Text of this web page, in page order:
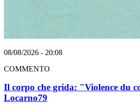
08/08/2026 - 20:08
COMMENTO
Il corpo che grida: "Violence du
Locarno79